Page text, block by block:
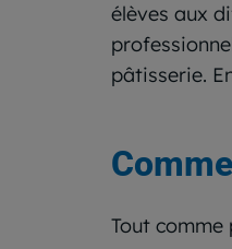
élèves aux
pâtisserie.
Tout